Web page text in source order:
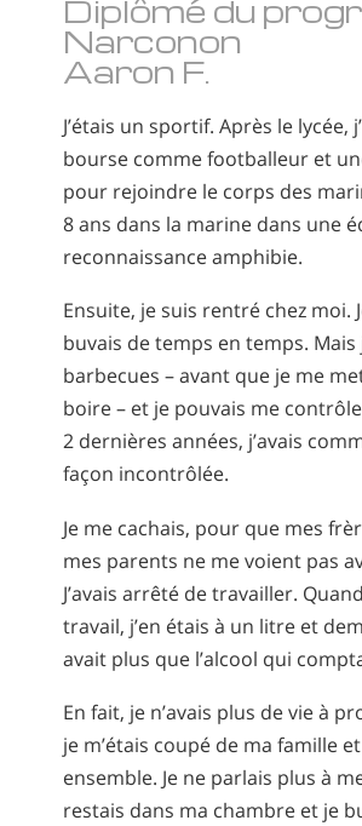
Diplômé du
Narconon
Aaron F.
J’étais un sportif. Après le lycée,
bourse comme footballeur et
pour rejoindre le corps des
8 ans dans la marine dans une
reconnaissance amphibie.
Ensuite, je suis rentré chez moi.
buvais de temps en temps. Mais
barbecues – avant que je me
boire – et je pouvais me
2 dernières années, j’avais
façon incontrôlée.
Je me cachais, pour que mes
mes parents ne me voient pas
J’avais arrêté de travailler.
travail, j’en étais à un litre et
avait plus que l’alcool qui
En fait, je n’avais plus de vie à
je m’étais coupé de ma famille
ensemble. Je ne parlais plus à
restais dans ma chambre et je